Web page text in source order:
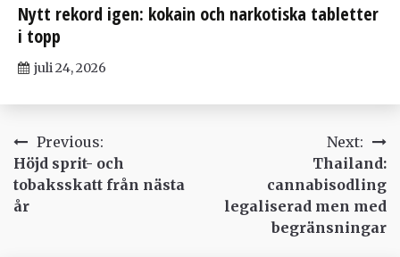
Nytt rekord igen: kokain och narkotiska tabletter
i topp
juli 24, 2026
Inläggsnavigering
Previous:
Höjd sprit- och
tobaksskatt från nästa
år
Next:
Thailand:
cannabisodling
legaliserad men med
begränsningar